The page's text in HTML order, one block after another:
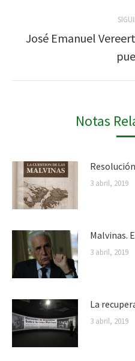
publicaciones
José Emanuel
Notas
3 abril, 2019
Malvinas.
3 abril, 2019
La
3 abril, 2019